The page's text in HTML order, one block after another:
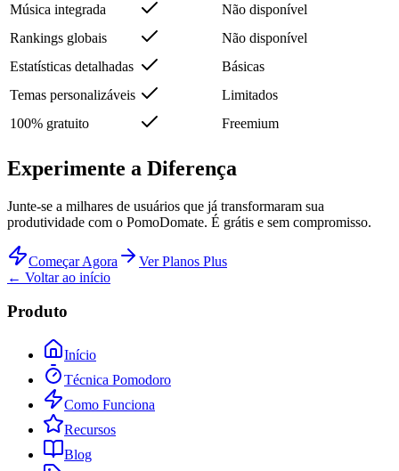
Música integrada
Não disponível
Rankings globais
Não disponível
Estatísticas detalhadas
Básicas
Temas personalizáveis
Limitados
100% gratuito
Freemium
Experimente a Diferença
Junte-se a milhares de usuários que já transformaram sua
produtividade com o PomoDomate. É grátis e sem compromisso.
Começar Agora
Ver Planos Plus
← Voltar ao início
Produto
Início
Técnica Pomodoro
Como Funciona
Recursos
Blog